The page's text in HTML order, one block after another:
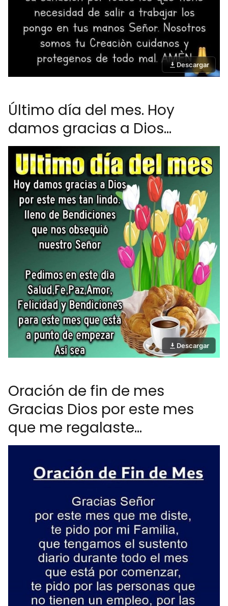
Descargar
Último día del mes. Hoy
damos gracias a Dios...
Descargar
Oración de fin de mes
Gracias Dios por este mes
que me regalaste...